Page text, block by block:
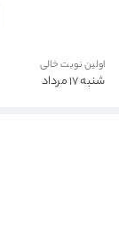
اولین نوبت خالی
شنبه 17 مرداد